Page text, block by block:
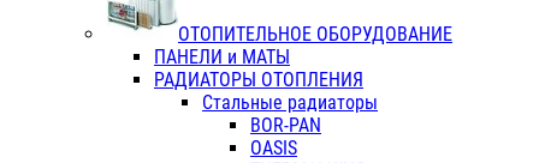
ОТОПИТЕЛЬНОЕ ОБОРУДОВАНИЕ
ПАНЕЛИ и МАТЫ
РАДИАТОРЫ ОТОПЛЕНИЯ
Стальные радиаторы
BOR-PAN
OASIS